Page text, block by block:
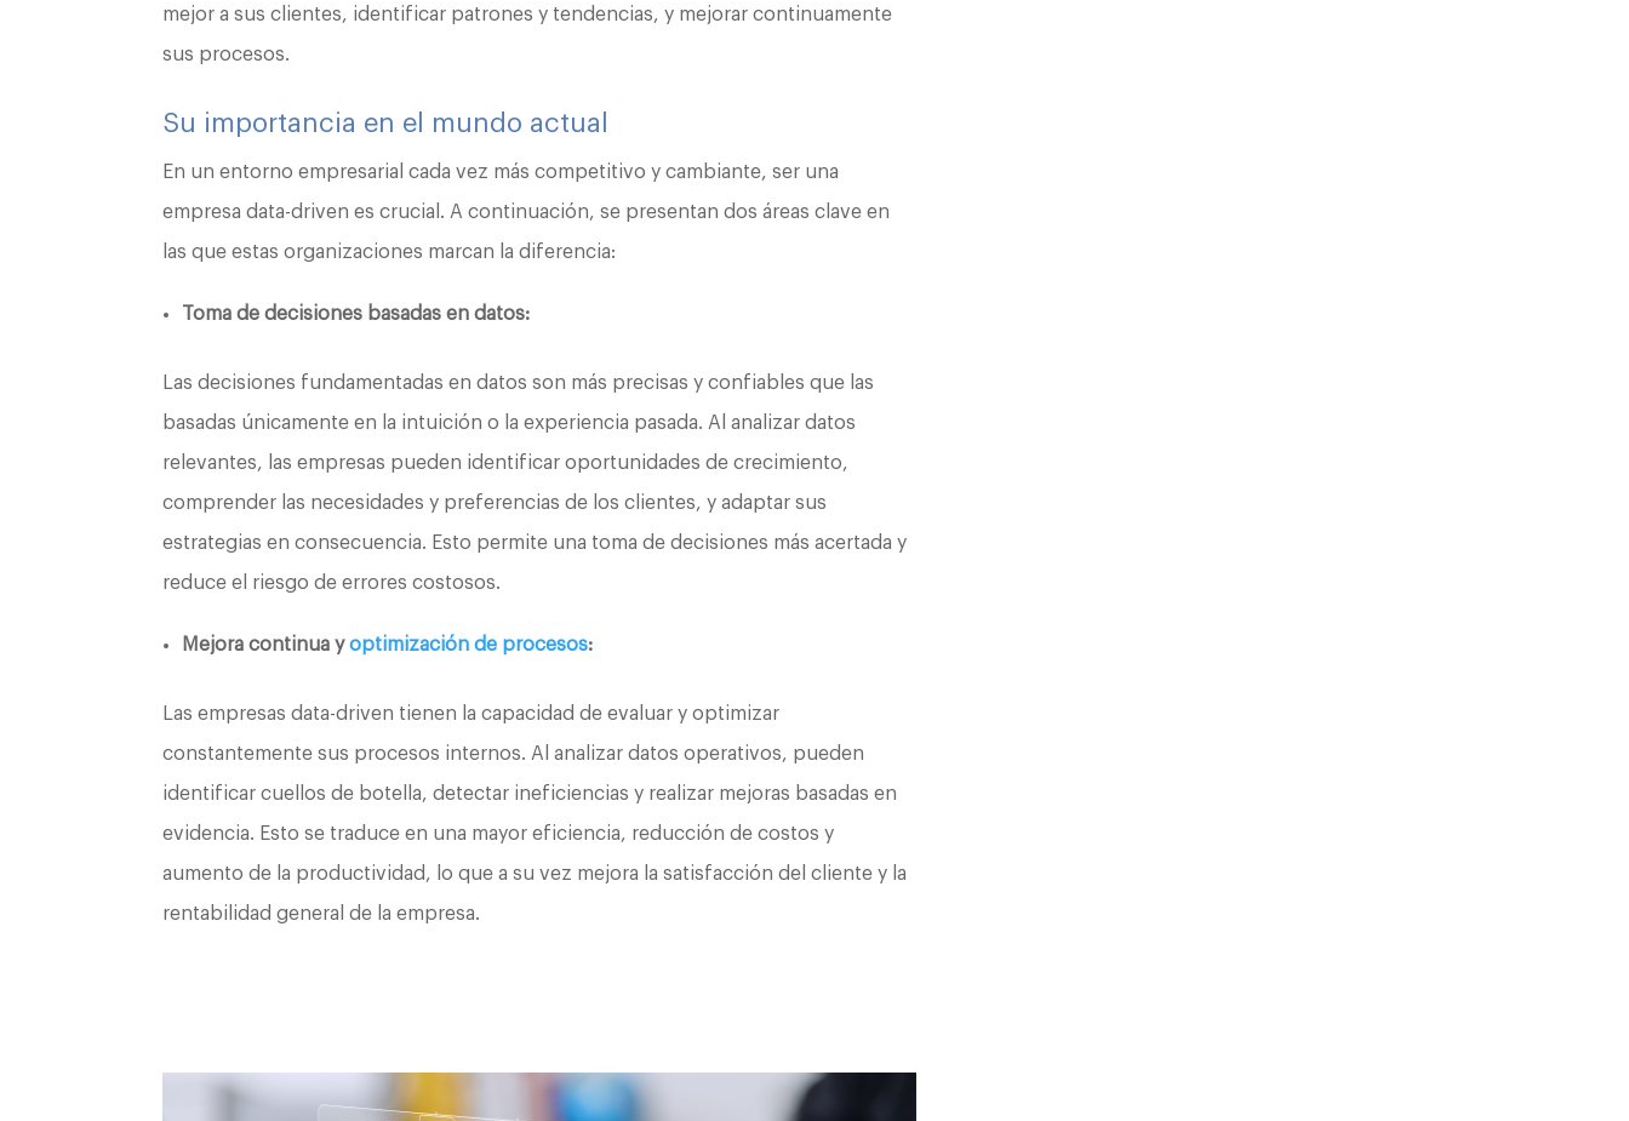
mejor a sus clientes, identificar patrones y tendencias, y mejorar continuamente
sus procesos.
Su importancia en el mundo actual
En un entorno empresarial cada vez más competitivo y cambiante, ser una
empresa data-driven es crucial. A continuación, se presentan dos áreas clave en
las que estas organizaciones marcan la diferencia:
Toma de decisiones basadas en datos:
Las decisiones fundamentadas en datos son más precisas y confiables que las
basadas únicamente en la intuición o la experiencia pasada. Al analizar datos
relevantes, las empresas pueden identificar oportunidades de crecimiento,
comprender las necesidades y preferencias de los clientes, y adaptar sus
estrategias en consecuencia. Esto permite una toma de decisiones más acertada y
reduce el riesgo de errores costosos.
Mejora continua yoptimización de procesos:
Las empresas data-driven tienen la capacidad de evaluar y optimizar
constantemente sus procesos internos. Al analizar datos operativos, pueden
identificar cuellos de botella, detectar ineficiencias y realizar mejoras basadas en
evidencia. Esto se traduce en una mayor eficiencia, reducción de costos y
aumento de la productividad, lo que a su vez mejora la satisfacción del cliente y la
rentabilidad general de la empresa.